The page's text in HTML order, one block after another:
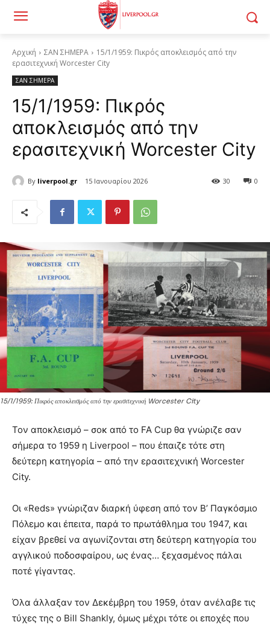
Αρχική ΣΑΝ ΣΗΜΕΡΑ
15/1/1959: Πικρός αποκλεισμός από την
ερασιτεχνική Worcester City
ΣΑΝ ΣΗΜΕΡΑ
15/1/1959: Πικρός
αποκλεισμός από την
ερασιτεχνική Worcester City
By liverpool.gr 15 Ιανουαρίου 2026 0
30
15/1/1959: Πικρός αποκλεισμός από την ερασιτεχνική Worcester City
Τον αποκλεισμό – σοκ από το FA Cup θα γνώριζε σαν
σήμερα το 1959 η Liverpool – που έπαιζε τότε στη
δεύτερη κατηγορία – από την ερασιτεχνική Worcester
City.
Οι «Reds» γνώριζαν διαρκή ύφεση από τον Β’ Παγκόσμιο
Πόλεμο και έπειτα, παρά το πρωτάθλημα του 1947, και
είχαν βρεθεί να αγωνίζονται στη δεύτερη κατηγορία του
αγγλικού ποδοσφαίρου, ως ένας… ξεχασμένος πάλαι
ποτέ γίγαντας.
Όλα άλλαξαν τον Δεκέμβρη του 1959, όταν ανέλαβε τις
τύχες της ο Bill Shankly, όμως μέχρι τότε οι εποχές που